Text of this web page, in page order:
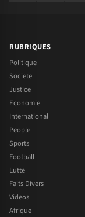
RUBRIQUES
Politique
Societe
Justice
Economie
International
People
Sports
Football
Lutte
Faits Divers
Videos
Afrique